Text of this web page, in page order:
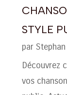
STYLE
par
Découvrez
vos